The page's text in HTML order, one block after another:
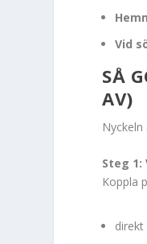
Vid
SÅ
AV)
Steg
Koppla